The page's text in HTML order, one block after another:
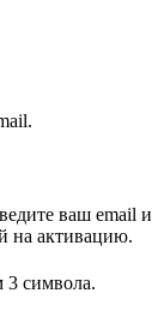
ваш email и
на активацию.
символа.